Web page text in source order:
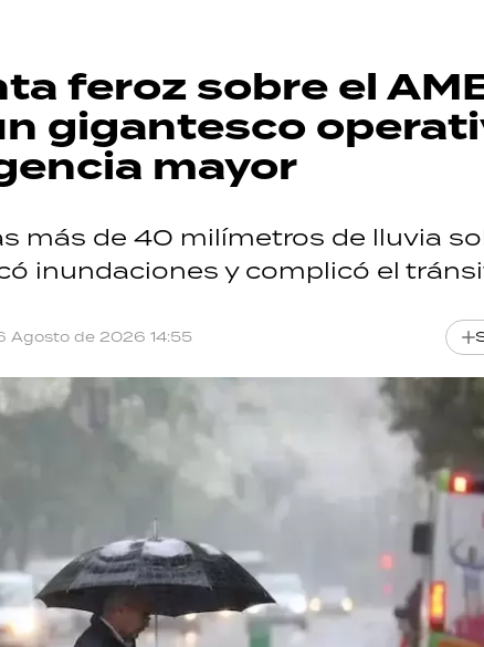
feroz sobre el
gigantesco
mayor
más de 40 milímetros de lluvia
inundaciones y complicó el
Agosto de 2026 14:55